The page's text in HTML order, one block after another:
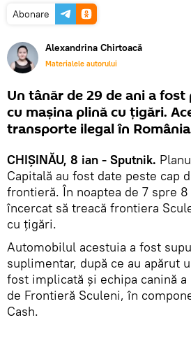
Abonare
Alexandrina Chirtoacă
Materialele autorului
Un tânăr de 29 de ani a
cu mașina plină cu țigări.
transporte ilegal în
CHIȘINĂU, 8 ian - Sputnik.
Capitală au fost date peste cap
frontieră. În noaptea de 7 spre
încercat să treacă frontiera
cu țigări.
Automobilul acestuia a fost
suplimentar, după ce au apărut
fost implicată și echipa canină
de Frontieră Sculeni, în
Cash.